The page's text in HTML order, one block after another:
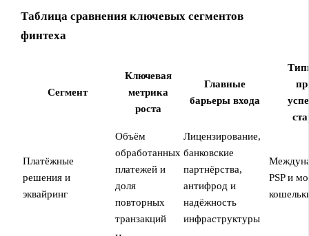
Таблица сравнения ключевых сегментов
финтеха
Сегмент
Ключевая
метрика
роста
Главные
барьеры входа
Платёжные
решения и
эквайринг
Объём
обработанных
платежей и
доля
повторных
транзакций
Лицензирование,
банковские
партнёрства,
антифрод и
надёжность
инфраструктуры
PSP и